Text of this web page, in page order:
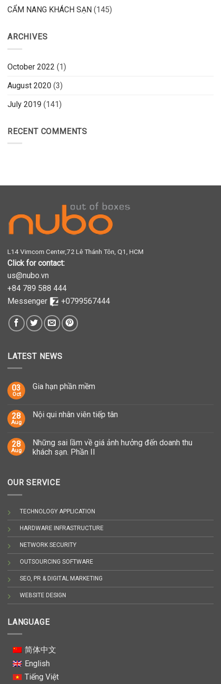
CẨM NANG KHÁCH SẠN (145)
ARCHIVES
October 2022 (1)
August 2020 (3)
July 2019 (141)
RECENT COMMENTS
L14 Vimcom Center,72 Lê Thánh Tôn, Q1, HCM
Click for contact:
us@nubo.vn
+84 789 588 444
Messenger
+0799567444
LATEST NEWS
03
Oct
Gia hạn phần mềm
28
Aug
Nội qui nhân viên tiếp tân
28
Aug
Những sai lầm về giá ảnh hưởng đến doanh thu
khách sạn. Phần II
OUR SERVICE
TECHNOLOGY APPLICATION
HARDWARE INFRASTRUCTURE
NETWORK SECURITY
OUTSOURCING SOFTWARE
SEO, PR & DIGITAL MARKETING
WEBSITE DESIGN
LANGUAGE
简体中文
English
Tiếng Việt